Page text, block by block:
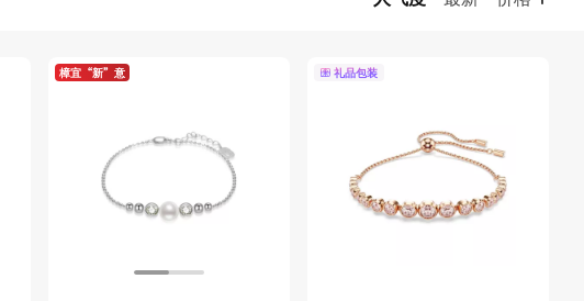
樟宜“新”意 礼品包装